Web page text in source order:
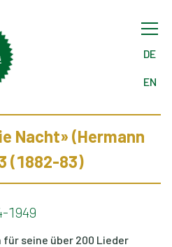
DE
EN
Nacht» (Hermann
(1882-83)
1949
seine über 200 Lieder